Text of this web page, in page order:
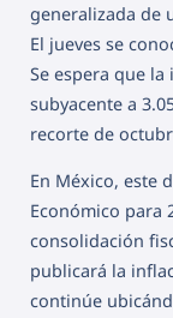
generalizada de
El jueves se
Se espera que
subyacente a
recorte de
En México, este
Económico para
consolidación
publicará la
continúe